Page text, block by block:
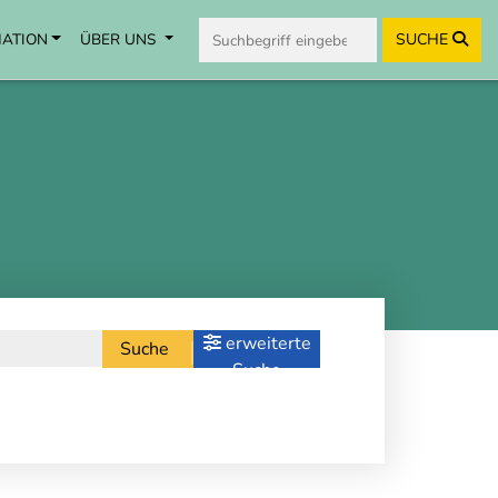
ÜBER UNS SUCHE
Suche
erweiterte
Suche